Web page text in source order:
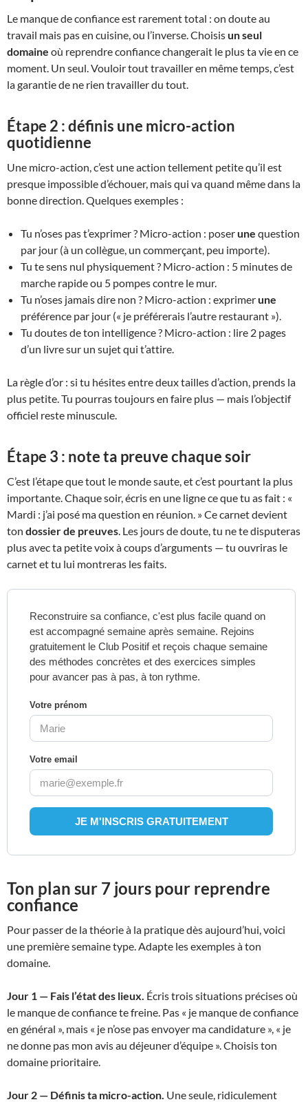
Le manque de confiance est rarement total : on doute au
travail mais pas en cuisine, ou l’inverse. Choisisun seul
domaine où reprendre confiance changerait le plus ta vie en ce
moment. Un seul. Vouloir tout travailler en même temps, c’est
la garantie de ne rien travailler du tout.
Étape 2 : définis une micro-action
quotidienne
Une micro-action, c’est une action tellement petite qu’il est
presque impossible d’échouer, mais qui va quand même dans la
bonne direction. Quelques exemples :
Tu n’oses pas t’exprimer ? Micro-action : poserune question
par jour (à un collègue, un commerçant, peu importe).
Tu te sens nul physiquement ? Micro-action : 5 minutes de
marche rapide ou 5 pompes contre le mur.
Tu n’oses jamais dire non ? Micro-action : exprimerune
préférence par jour (« je préférerais l’autre restaurant »).
Tu doutes de ton intelligence ? Micro-action : lire 2 pages
d’un livre sur un sujet qui t’attire.
La règle d’or : si tu hésites entre deux tailles d’action, prends la
plus petite. Tu pourras toujours en faire plus — mais l’objectif
officiel reste minuscule.
Étape 3 : note ta preuve chaque soir
C’est l’étape que tout le monde saute, et c’est pourtant la plus
importante. Chaque soir, écris en une ligne ce que tu as fait : «
Mardi : j’ai posé ma question en réunion. » Ce carnet devient
ton dossier de preuves. Les jours de doute, tu ne te disputeras
plus avec ta petite voix à coups d’arguments — tu ouvriras le
carnet et tu lui montreras les faits.
Reconstruire sa confiance, c'est plus facile quand on
est accompagné semaine après semaine. Rejoins
gratuitement le Club Positif et reçois chaque semaine
des méthodes concrètes et des exercices simples
pour avancer pas à pas, à ton rythme.
Votre prénom
Votre email
Ton plan sur 7 jours pour reprendre
confiance
Pour passer de la théorie à la pratique dès aujourd’hui, voici
une première semaine type. Adapte les exemples à ton
domaine.
Jour 1 — Fais l’état des lieux. Écris trois situations précises où
le manque de confiance te freine. Pas « je manque de confiance
en général », mais « je n’ose pas envoyer ma candidature », « je
ne donne pas mon avis au déjeuner d’équipe ». Choisis ton
domaine prioritaire.
Jour 2 — Définis ta micro-action. Une seule, ridiculement